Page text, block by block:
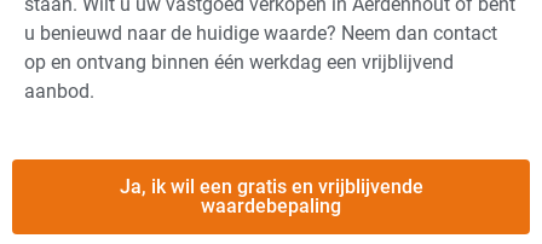
u benieuwd naar de huidige waarde? Neem dan contact
op en ontvang binnen één werkdag een vrijblijvend
aanbod.
Ja, ik wil een gratis en vrijblijvende
waardebepaling